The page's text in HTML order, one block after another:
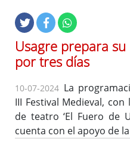
Noticias
Lista
de
distribución
Usagre prepara
por tres días
10-07-2024 La
III Festival Medieval, con
de teatro ‘El Fuero de
cuenta con el apoyo de